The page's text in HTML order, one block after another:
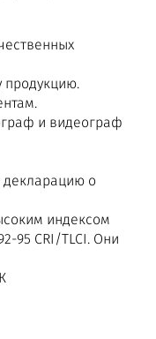
продукцию.
и видеограф
декларацию о
индексом
95 CRI/TLCI. Они